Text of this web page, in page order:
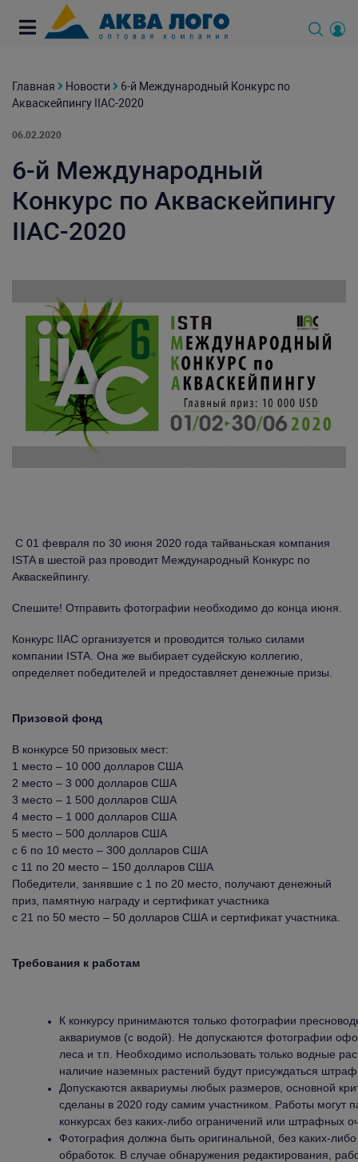
Главная Новости
6-й Международный Конкурс по
Акваскейпингу IIAC-2020
06.02.2020
6-й Международный
Конкурс по Акваскейпингу
IIAC-2020
С 01 февраля по 30 июня 2020 года тайваньская компания
ISTA в шестой раз проводит Международный Конкурс по
Акваскейпингу.
Спешите! Отправить фотографии необходимо до конца июня.
Конкурс IIAC организуется и проводится только силами
компании ISTA. Она же выбирает судейскую коллегию,
определяет победителей и предоставляет денежные призы.
Призовой фонд
В конкурсе 50 призовых мест:
1 место – 10 000 долларов США
2 место – 3 000 долларов США
3 место – 1 500 долларов США
4 место – 1 000 долларов США
5 место – 500 долларов США
с 6 по 10 место – 300 долларов США
с 11 по 20 место – 150 долларов США
Победители, занявшие с 1 по 20 место, получают денежный
приз, памятную награду и сертификат участника
с 21 по 50 место – 50 долларов США и сертификат участника.
Требования к работам
К конкурсу принимаются только фотографии
аквариумов (с водой). Не допускаются фотографии
леса и т.п. Необходимо использовать только водные
наличие наземных растений будут присуждаться
Допускаются аквариумы любых размеров, основной
сделаны в 2020 году самим участником. Работы могут
конкурсах без каких-либо ограничений или штрафных
Фотография должна быть оригинальной, без каких-
обработок. В случае обнаружения редактирования,